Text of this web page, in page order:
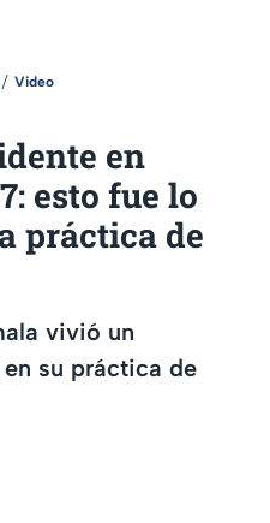
Video
en
esto fue lo
práctica de
vivió un
su práctica de